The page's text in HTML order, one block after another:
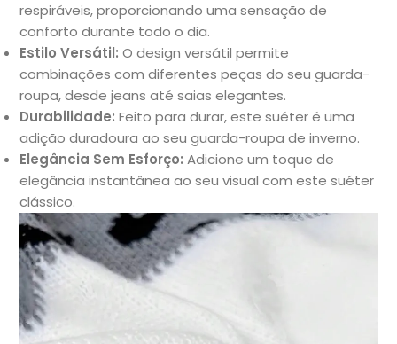
respiráveis, proporcionando uma sensação de
conforto durante todo o dia.
Estilo Versátil: O design versátil permite
combinações com diferentes peças do seu guarda-
roupa, desde jeans até saias elegantes.
Durabilidade: Feito para durar, este suéter é uma
adição duradoura ao seu guarda-roupa de inverno.
Elegância Sem Esforço: Adicione um toque de
elegância instantânea ao seu visual com este suéter
clássico.